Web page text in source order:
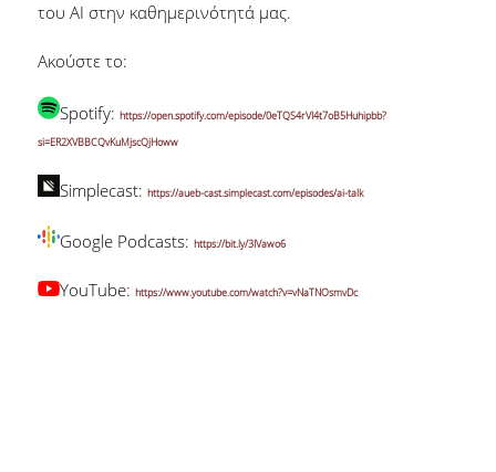
του AI στην καθημερινότητά μας.
Ακούστε το:
Spotify: https://open.spotify.com/episode/0eTQS4rVI4t7oB5Huhipbb?
si=ER2XVBBCQvKuMjscQjHoww
Simplecast: https://aueb-cast.simplecast.com/episodes/ai-talk
Google Podcasts: https://bit.ly/3IVawo6
YouTube: https://www.youtube.com/watch?v=vNaTNOsmvDc